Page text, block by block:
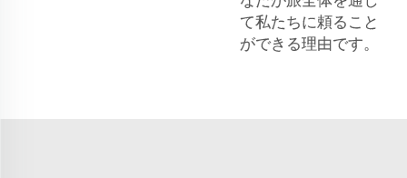
て私たちに頼ること
ができる理由です。